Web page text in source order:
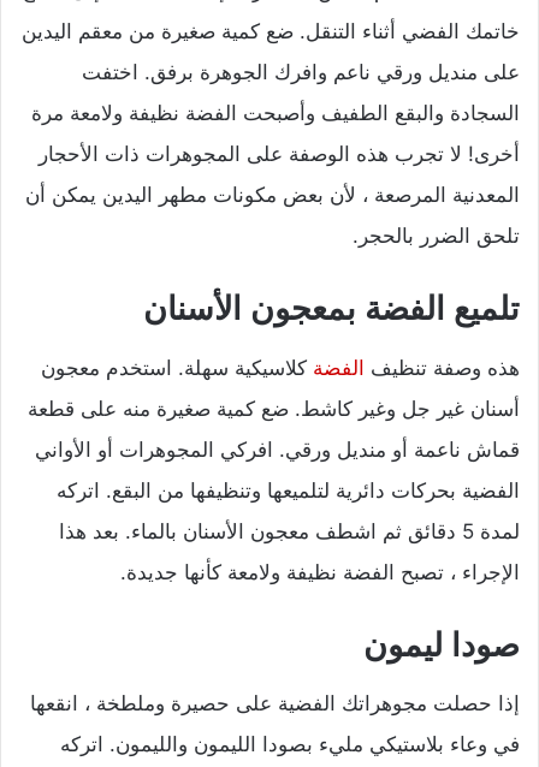
خاتمك الفضي أثناء التنقل. ضع كمية صغيرة من معقم اليدين
على منديل ورقي ناعم وافرك الجوهرة برفق. اختفت
السجادة والبقع الطفيف وأصبحت الفضة نظيفة ولامعة مرة
أخرى! لا تجرب هذه الوصفة على المجوهرات ذات الأحجار
المعدنية المرصعة ، لأن بعض مكونات مطهر اليدين يمكن أن
تلحق الضرر بالحجر.
تلميع الفضة بمعجون الأسنان
هذه وصفة تنظيف الفضة كلاسيكية سهلة. استخدم معجون
أسنان غير جل وغير كاشط. ضع كمية صغيرة منه على قطعة
قماش ناعمة أو منديل ورقي. افركي المجوهرات أو الأواني
الفضية بحركات دائرية لتلميعها وتنظيفها من البقع. اتركه
لمدة 5 دقائق ثم اشطف معجون الأسنان بالماء. بعد هذا
الإجراء ، تصبح الفضة نظيفة ولامعة كأنها جديدة.
صودا ليمون
إذا حصلت مجوهراتك الفضية على حصيرة وملطخة ، انقعها
في وعاء بلاستيكي مليء بصودا الليمون والليمون. اتركه